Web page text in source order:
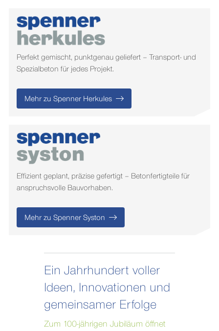
Perfekt gemischt, punktgenau geliefert – Transport- und
Spezialbeton für jedes Projekt.
Mehr zu Spenner Herkules
Effizient geplant, präzise gefertigt – Betonfertigteile für
anspruchsvolle Bauvorhaben.
Mehr zu Spenner Syston
Ein Jahrhundert voller
Ideen, Innovationen und
gemeinsamer Erfolge
Zum 100-jährigen Jubiläum öffnet